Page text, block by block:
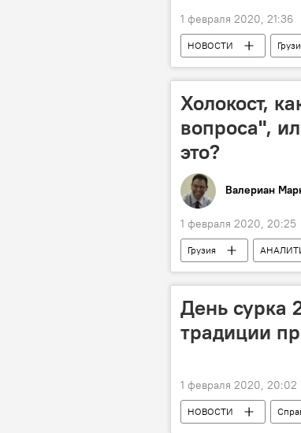
1 февраля 2020, 21:36
НОВОСТИ
Холокост,
вопроса",
это?
Валериан
1 февраля 2020, 20:25
Грузия
Международный день
День сурка
традиции
1 февраля 2020, 20:02
НОВОСТИ